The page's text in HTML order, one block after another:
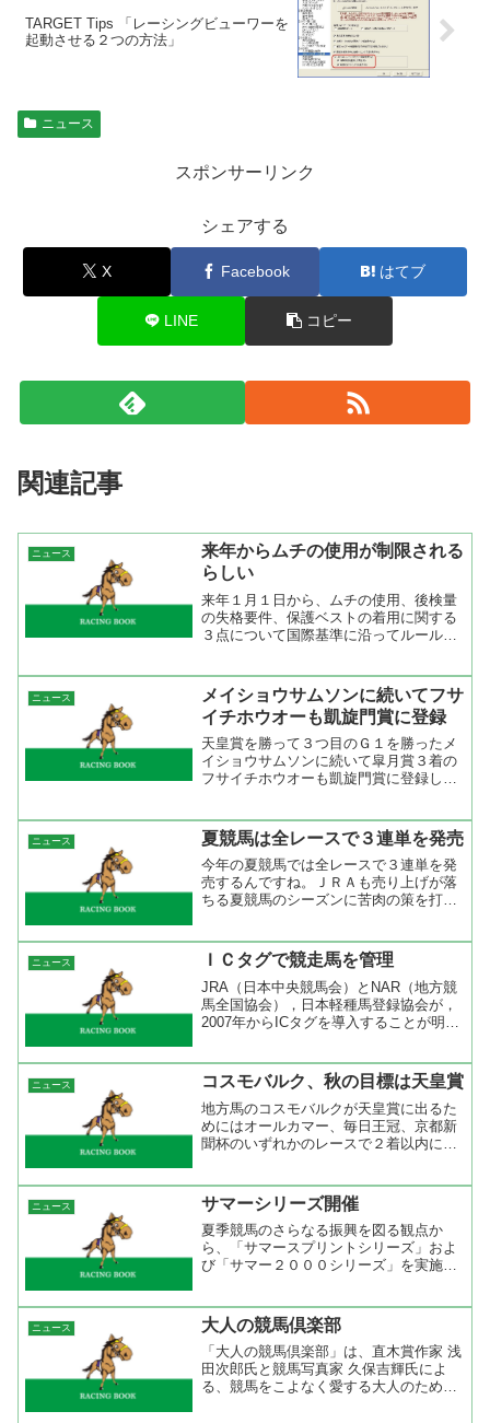
TARGET Tips 「レーシングビューワーを
起動させる２つの方法」
ニュース
スポンサーリンク
シェアする
X Facebook はてブ
LINE コピー
関連記事
ニュース
来年からムチの使用が制限される
らしい
来年１月１日から、ムチの使用、後検量
の失格要件、保護ベストの着用に関する
３点について国際基準に沿ってルールが
度も懸案されてきたが、今年５月に国際
競馬統括機関連盟（ＩＦＨ...
ニュース
メイショウサムソンに続いてフサ
イチホウオーも凱旋門賞に登録
天皇賞を勝って３つ目のＧ１を勝ったメ
イショウサムソンに続いて皐月賞３着の
フサイチホウオーも凱旋門賞に登録し
メイショウサムソンの血統は父オペラハ
ウス、母父ダンシ...
ニュース 夏競馬は全レースで３連単を発売
今年の夏競馬では全レースで３連単を発
売するんですね。ＪＲＡも売り上げが落
ちる夏競馬のシーズンに苦肉の策を打ち
間は馬券購入をお休みしているし、僕の
知り合いでも夏競馬はやら...
ニュース ＩＣタグで競走馬を管理
JRA（日本中央競馬会）とNAR（地方競
馬全国協会），日本軽種馬登録協会が，
2007年からICタグを導入することが明ら
2007年以降に生まれた競走馬から順次導
入していく...
ニュース コスモバルク、秋の目標は天皇賞
地方馬のコスモバルクが天皇賞に出るた
めにはオールカマー、毎日王冠、京都新
聞杯のいずれかのレースで２着以内に入
ないがＪＲＡのＧ１だけを目指すのはど
うなのだろうか？地方競馬...
ニュース サマーシリーズ開催
夏季競馬のさらなる振興を図る観点か
ら、「サマースプリントシリーズ」およ
び「サマー２０００シリーズ」を実施い
マー２０００シリーズ」のふたつのカテ
ゴリーで開催するというの...
ニュース 大人の競馬倶楽部
「大人の競馬倶楽部」は、直木賞作家 浅
田次郎氏と競馬写真家 久保吉輝氏によ
る、競馬をこよなく愛する大人のための